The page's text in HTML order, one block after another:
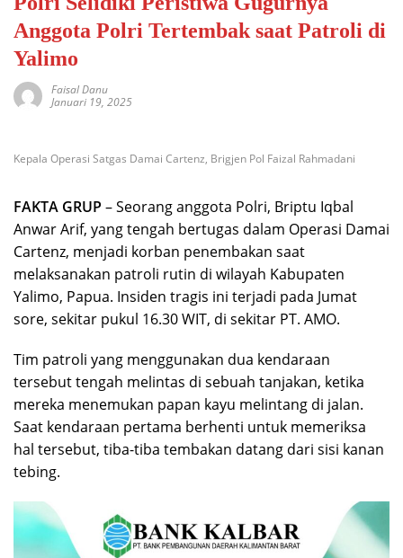
Anggota Polri Tertembak saat Patroli di
Yalimo
Faisal Danu
Januari 19, 2025
Kepala Operasi Satgas Damai Cartenz, Brigjen Pol Faizal Rahmadani
FAKTA GRUP – Seorang anggota Polri, Briptu Iqbal
Anwar Arif, yang tengah bertugas dalam Operasi Damai
Cartenz, menjadi korban penembakan saat
melaksanakan patroli rutin di wilayah Kabupaten
Yalimo, Papua. Insiden tragis ini terjadi pada Jumat
sore, sekitar pukul 16.30 WIT, di sekitar PT. AMO.
Tim patroli yang menggunakan dua kendaraan
tersebut tengah melintas di sebuah tanjakan, ketika
mereka menemukan papan kayu melintang di jalan.
Saat kendaraan pertama berhenti untuk memeriksa
hal tersebut, tiba-tiba tembakan datang dari sisi kanan
tebing.